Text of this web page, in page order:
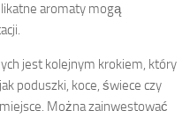
aromaty mogą
jest kolejnym krokiem, który
poduszki, koce, świece czy
Można zainwestować